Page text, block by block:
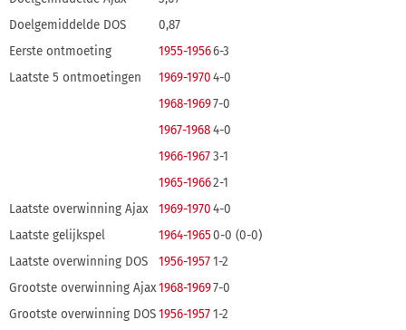
Doelgemiddelde DOS
0,87
Eerste ontmoeting
1955-19566-3
Laatste 5 ontmoetingen
1969-19704-0
1968-19697-0
1967-19684-0
1966-19673-1
1965-19662-1
Laatste overwinning Ajax
1969-19704-0
Laatste gelijkspel
1964-19650-0 (0-0)
Laatste overwinning DOS
1956-19571-2
Grootste overwinning Ajax1968-19697-0
Grootste overwinning DOS1956-19571-2